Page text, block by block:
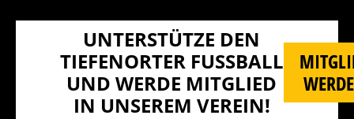
UNTERSTÜTZE DEN
TIEFENORTER FUSSBALL U
ND WERDE MITGLIED I
N UNSEREM VEREIN!